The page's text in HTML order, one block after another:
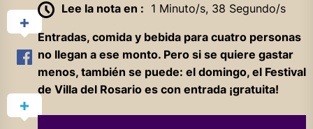
Lee la nota en : 1 Minuto/s, 38 Segundo/s
Entradas, comida y bebida para cuatro personas
no llegan a ese monto. Pero si se quiere gastar
menos, también se puede: el domingo, el Festival
de Villa del Rosario es con entrada ¡gratuita!